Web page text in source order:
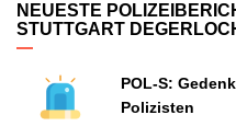
NEUESTE
STUTTGART
POL-S:
Polizisten